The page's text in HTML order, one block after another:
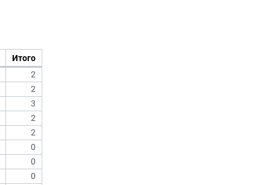
Итого
2
2
3
2
2
0
0
0